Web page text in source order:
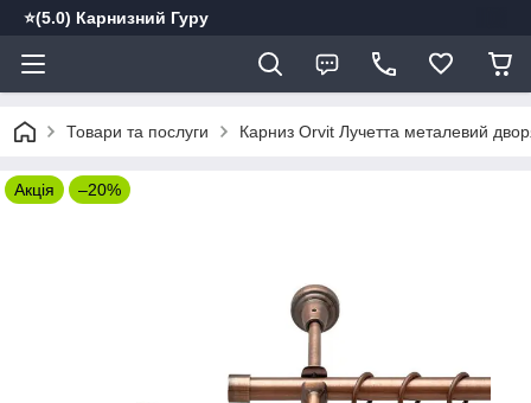
⭐️(5.0) Карнизний Гуру
Товари та послуги Карниз Orvit Лучетта металевий
Акція –20%